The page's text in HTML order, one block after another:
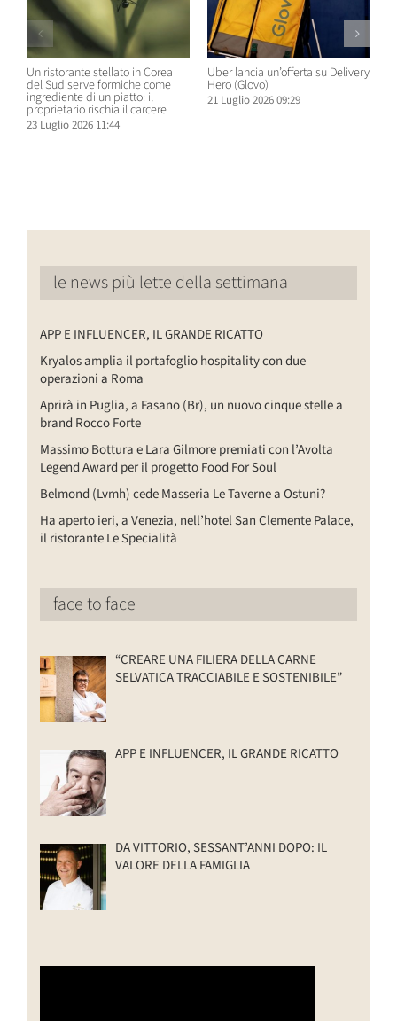
Un ristorante stellato in Corea
del Sud serve formiche come
ingrediente di un piatto: il
proprietario rischia il carcere
23 Luglio 2026 11:44
Uber lancia un’offerta su Delivery
Hero (Glovo)
21 Luglio 2026 09:29
le news più lette della settimana
APP E INFLUENCER, IL GRANDE RICATTO
Kryalos amplia il portafoglio hospitality con due
operazioni a Roma
Aprirà in Puglia, a Fasano (Br), un nuovo cinque stelle a
brand Rocco Forte
Massimo Bottura e Lara Gilmore premiati con l’Avolta
Legend Award per il progetto Food For Soul
Belmond (Lvmh) cede Masseria Le Taverne a Ostuni?
Ha aperto ieri, a Venezia, nell’hotel San Clemente Palace,
il ristorante Le Specialità
face to face
“CREARE UNA FILIERA DELLA CARNE
SELVATICA TRACCIABILE E SOSTENIBILE”
APP E INFLUENCER, IL GRANDE RICATTO
DA VITTORIO, SESSANT’ANNI DOPO: IL
VALORE DELLA FAMIGLIA